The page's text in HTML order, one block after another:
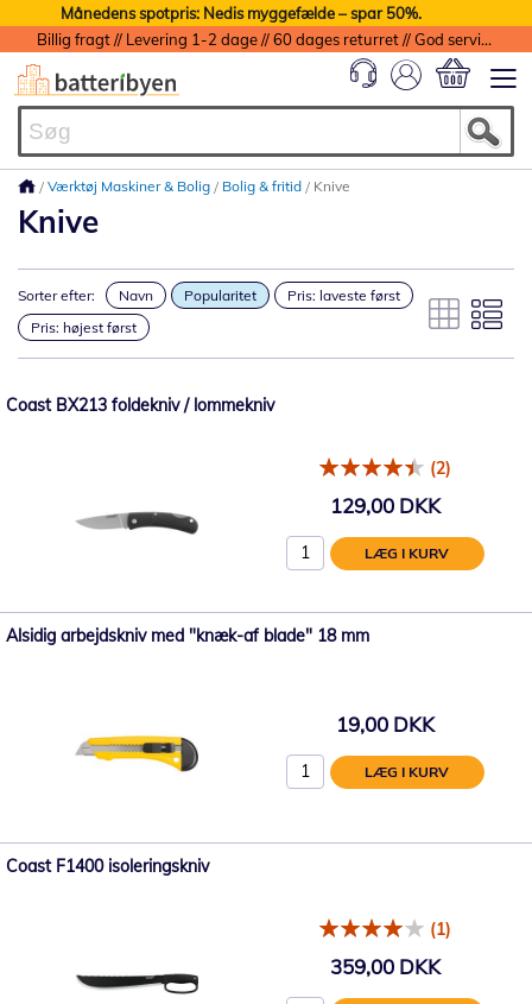
Månedens spotpris: Nedis myggefælde – spar 50%.
Billig fragt // Levering 1-2 dage // 60 dages returret // God service med garanti
Værktøj Maskiner & Bolig Bolig & fritid Knive
Knive
Sorter efter: Navn Popularitet
Pris: laveste først
Pris: højest først
Coast BX213 foldekniv / lommekniv
(2)
129,00 DKK
LÆG I KURV
Alsidig arbejdskniv med "knæk-af blade" 18 mm
19,00 DKK
LÆG I KURV
Coast F1400 isoleringskniv
(1)
359,00 DKK